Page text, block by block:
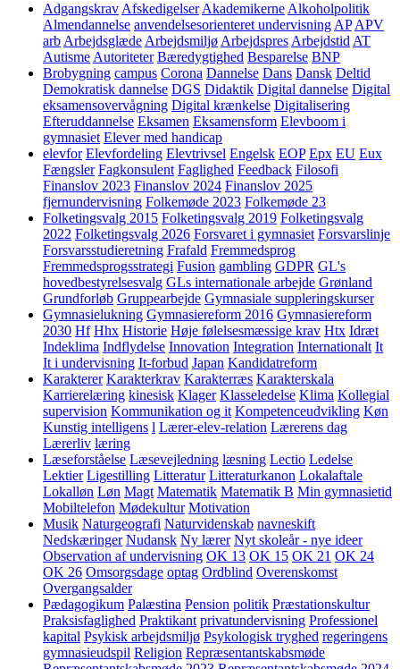
Adgangskrav Afskedigelser Akademikerne Alkoholpolitik
Almendannelse anvendelsesorienteret undervisning AP APV
arb Arbejdsglæde Arbejdsmiljø Arbejdspres Arbejdstid AT
Autisme Autoriteter Bæredygtighed Besparelse BNP
Brobygning campus Corona Dannelse Dans Dansk Deltid
Demokratisk dannelse DGS Didaktik Digital dannelse Digital
eksamensovervågning Digital krænkelse Digitalisering
Efteruddannelse Eksamen Eksamensform Elevboom i
gymnasiet Elever med handicap
elevfor Elevfordeling Elevtrivsel Engelsk EOP Epx EU Eux
Fængsler Fagkonsulent Faglighed Feedback Filosofi
Finanslov 2023 Finanslov 2024 Finanslov 2025
fjernundervisning Folkemøde 2023 Folkemøde 23
Folketingsvalg 2015 Folketingsvalg 2019 Folketingsvalg
2022 Folketingsvalg 2026 Forsvaret i gymnasiet Forsvarslinje
Forsvarsstudieretning Frafald Fremmedsprog
Fremmedsprogsstrategi Fusion gambling GDPR GL's
hovedbestyrelsesvalg GLs internationale arbejde Grønland
Grundforløb Gruppearbejde Gymnasiale suppleringskurser
Gymnasielukning Gymnasiereform 2016 Gymnasiereform
2030 Hf Hhx Historie Høje følelsesmæssige krav Htx Idræt
Indeklima Indflydelse Innovation Integration Internationalt It
It i undervisning It-forbud Japan Kandidatreform
Karakterer Karakterkrav Karakterræs Karakterskala
Karrierelæring kinesisk Klager Klasseledelse Klima Kollegial
supervision Kommunikation og it Kompetenceudvikling Køn
Kunstig intelligens l Lærer-elev-relation Lærerens dag
Lærerliv læring
Læseforståelse Læsevejledning læsning Lectio Ledelse
Lektier Ligestilling Litteratur Litteraturkanon Lokalaftale
Lokalløn Løn Magt Matematik Matematik B Min gymnasietid
Mobiltelefon Mødekultur Motivation
Musik Naturgeografi Naturvidenskab navneskift
Nedskæringer Nudansk Ny lærer Nyt skoleår - nye ideer
Observation af undervisning OK 13 OK 15 OK 21 OK 24
OK 26 Omsorgsdage optag Ordblind Overenskomst
Overgangsalder
Pædagogikum Palæstina Pension politik Præstationskultur
Praksisfaglighed Praktikant privatundervisning Professionel
kapital Psykisk arbejdsmiljø Psykologisk tryghed regeringens
gymnasieudspil Religion Repræsentantskabsmøde